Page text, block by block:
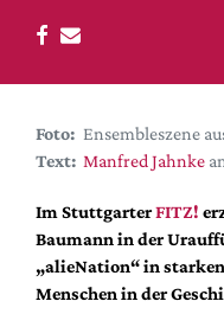
DdB-map
Premierensuche
Festival-Planer
Hefte
Alle Hefte
Leseproben
Foto: Ensembleszene
Text: Manfred Jahnke
Im StuttgarterFITZ!
Baumann in der
„alieNation“ in
Menschen in der